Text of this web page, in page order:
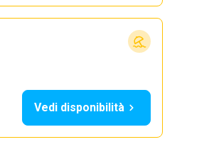
Vedi disponibilità